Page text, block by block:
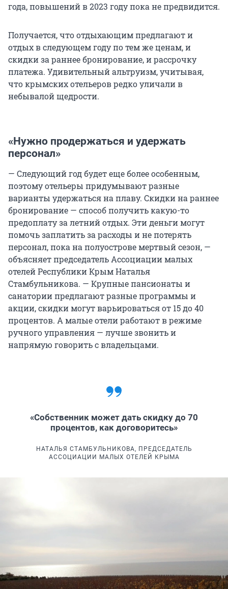
года, повышений в 2023 году пока не предвидится.
Получается, что отдыхающим предлагают и
отдых в следующем году по тем же ценам, и
скидки за раннее бронирование, и рассрочку
платежа. Удивительный альтруизм, учитывая,
что крымских отельеров редко уличали в
небывалой щедрости.
«Нужно продержаться и удержать
персонал»
— Следующий год будет еще более особенным,
поэтому отельеры придумывают разные
варианты удержаться на плаву. Скидки на раннее
бронирование — способ получить какую-то
предоплату за летний отдых. Эти деньги могут
помочь заплатить за расходы и не потерять
персонал, пока на полуострове мертвый сезон, —
объясняет председатель Ассоциации малых
отелей Республики Крым Наталья
Стамбульникова. — Крупные пансионаты и
санатории предлагают разные программы и
акции, скидки могут варьироваться от 15 до 40
процентов. А малые отели работают в режиме
ручного управления — лучше звонить и
напрямую говорить с владельцами.
«Собственник может дать скидку до 70
процентов, как договоритесь»
НАТАЛЬЯ СТАМБУЛЬНИКОВА, ПРЕДСЕДАТЕЛЬ
АССОЦИАЦИИ МАЛЫХ ОТЕЛЕЙ КРЫМА